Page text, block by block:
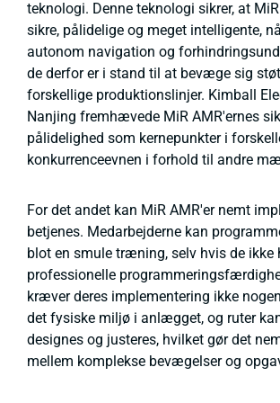
teknologi. Denne teknologi sikrer, at
sikre, pålidelige og meget intelligente,
autonom navigation og
de derfor er i stand til at bevæge sig
forskellige produktionslinjer. Kimball
Nanjing fremhævede MiR AMR'ernes
pålidelighed som kernepunkter i
konkurrenceevnen i forhold til andre
For det andet kan MiR AMR'er nemt
betjenes. Medarbejderne kan
blot en smule træning, selv hvis de ikke
professionelle
kræver deres implementering ikke
det fysiske miljø i anlægget, og ruter
designes og justeres, hvilket gør det
mellem komplekse bevægelser og